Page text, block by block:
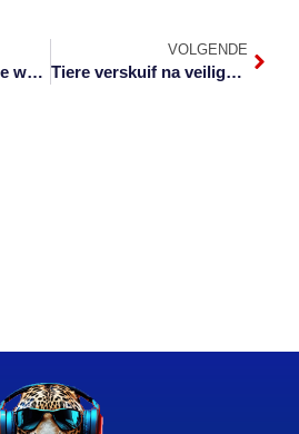
Baba Ayden na twee weke steeds in koma
VOLGENDE
Tiere verskuif na veilige hawe nader aan natuur